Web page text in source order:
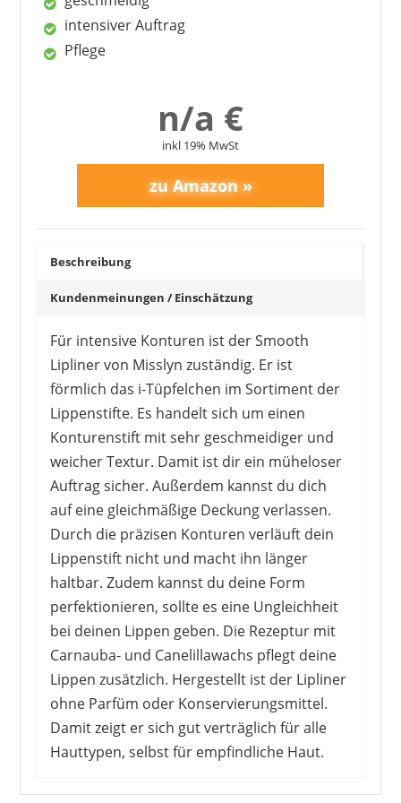
intensiver Auftrag
Pflege
n/a €
inkl 19% MwSt
Beschreibung
Kundenmeinungen / Einschätzung
Für intensive Konturen ist der Smooth
Lipliner von Misslyn zuständig. Er ist
förmlich das i-Tüpfelchen im Sortiment der
Lippenstifte. Es handelt sich um einen
Konturenstift mit sehr geschmeidiger und
weicher Textur. Damit ist dir ein müheloser
Auftrag sicher. Außerdem kannst du dich
auf eine gleichmäßige Deckung verlassen.
Durch die präzisen Konturen verläuft dein
Lippenstift nicht und macht ihn länger
haltbar. Zudem kannst du deine Form
perfektionieren, sollte es eine Ungleichheit
bei deinen Lippen geben. Die Rezeptur mit
Carnauba- und Canelillawachs pflegt deine
Lippen zusätzlich. Hergestellt ist der Lipliner
ohne Parfüm oder Konservierungsmittel.
Damit zeigt er sich gut verträglich für alle
Hauttypen, selbst für empfindliche Haut.
Die Nutzer finden nicht nur die Farbe